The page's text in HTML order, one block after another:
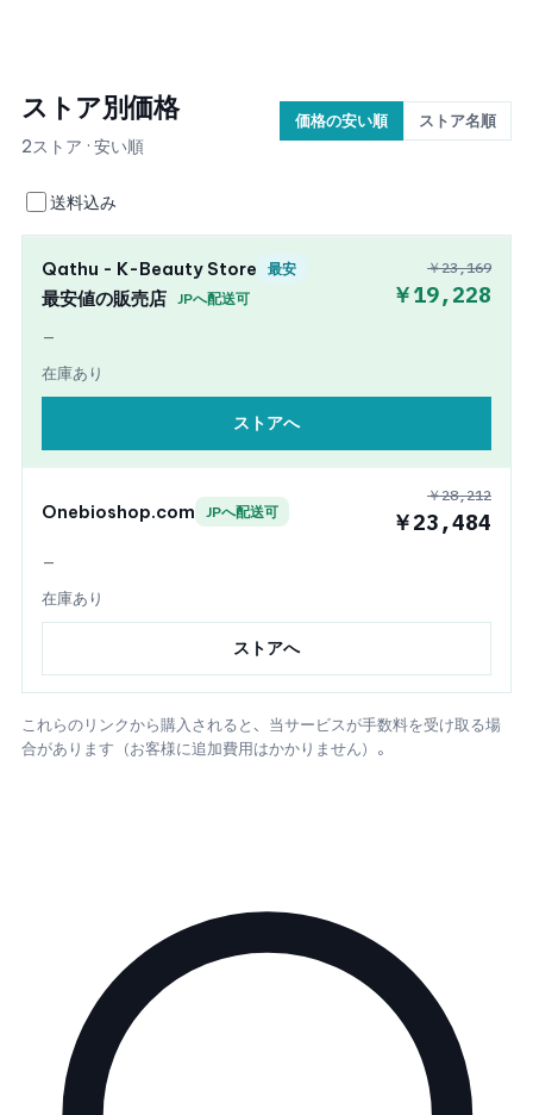
ストア別価格
2ストア · 安い順
価格の安い順 ストア名順
送料込み
Qathu - K-Beauty Store 最安
最安値の販売店 JPへ配送可
—
在庫あり
￥23,169
￥19,228
ストアへ
Onebioshop.com JPへ配送可
—
在庫あり
￥28,212
￥23,484
ストアへ
これらのリンクから購入されると、当サービスが手数料を受け取る場
合があります（お客様に追加費用はかかりません）。